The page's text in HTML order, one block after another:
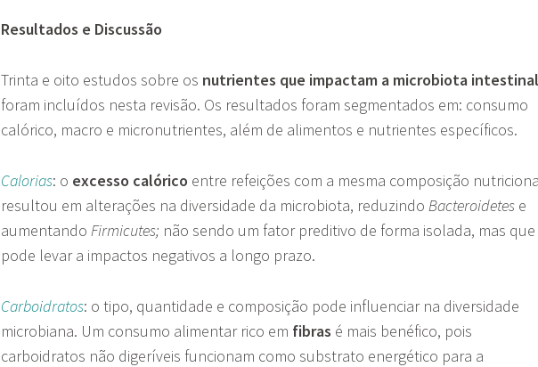
Resultados e Discussão
Trinta e oito estudos sobre os nutrientes que impactam a microbiota intestinal
foram incluídos nesta revisão. Os resultados foram segmentados em: consumo
calórico, macro e micronutrientes, além de alimentos e nutrientes específicos.
Calorias: o excesso calórico entre refeições com a mesma composição
resultou em alterações na diversidade da microbiota, reduzindo Bacteroidetes e
aumentando Firmicutes; não sendo um fator preditivo de forma isolada, mas que
pode levar a impactos negativos a longo prazo.
Carboidratos: o tipo, quantidade e composição pode influenciar na diversidade
microbiana. Um consumo alimentar rico em fibras é mais benéfico, pois
carboidratos não digeríveis funcionam como substrato energético para a